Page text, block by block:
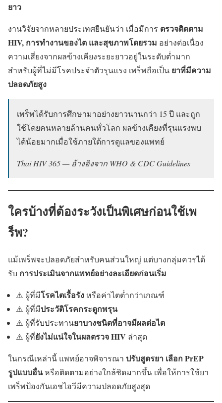
ยาว
งานวิจัยจากหลายประเทศยืนยันว่า เมื่อมีการ ตรวจติดตาม
HIV, การทำงานของไต และสุขภาพโดยรวม อย่างต่อเนื่อง
ความเสี่ยงจากผลข้างเคียงระยะยาวอยู่ในระดับต่ำมาก
สำหรับผู้ที่ไม่มีโรคประจำตัวรุนแรง เพร็พถือเป็น ยาที่มีความ
ปลอดภัยสูง
เพร็พได้รับการศึกษามาอย่างยาวนานกว่า 15 ปี และถูก
ใช้โดยคนหลายล้านคนทั่วโลก ผลข้างเคียงที่รุนแรงพบ
ได้น้อยมากเมื่อใช้ภายใต้การดูแลของแพทย์
Thai HIV 365 — อ้างอิงจาก WHO & CDC Guidelines
ใครบ้างที่ต้องระวังเป็นพิเศษก่อนใช้เพ
ร็พ?
แม้เพร็พจะปลอดภัยสำหรับคนส่วนใหญ่ แต่บางกลุ่มควรได้
รับ การประเมินจากแพทย์อย่างละเอียดก่อนเริ่ม
⚠️ ผู้ที่มีโรคไตเรื้อรังหรือค่าไตต่ำกว่าเกณฑ์
⚠️ ผู้ที่มีประวัติโรคกระดูกพรุน
⚠️ ผู้ที่รับประทานยาบางชนิดที่อาจมีผลต่อไต
⚠️ ผู้ที่ยังไม่แน่ใจในผลตรวจ HIV ล่าสุด
ในกรณีเหล่านี้ แพทย์อาจพิจารณา ปรับสูตรยา เลือก PrEP
รูปแบบอื่นหรือติดตามอย่างใกล้ชิดมากขึ้น เพื่อให้การใช้ยา
เพร็พป้องกันเอชไอวีมีความปลอดภัยสูงสุด